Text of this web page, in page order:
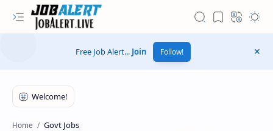
Free Job Alert... Join Follow!
Home Govt Jobs